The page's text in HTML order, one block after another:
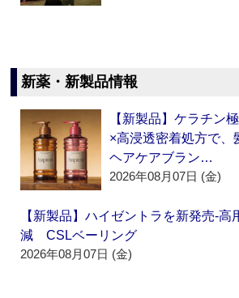
新薬・新製品情報
【新製品】ケラチン
×高浸透密着処方で、
ヘアケアブラン…
2026年08月07日 (金)
【新製品】ハイゼントラを新発売‐高
減 CSLベーリング
2026年08月07日 (金)